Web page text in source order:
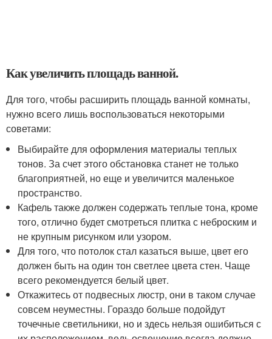
Как увеличить площадь ванной.
Для того, чтобы расширить площадь ванной комнаты,
нужно всего лишь воспользоваться некоторыми
советами:
Выбирайте для оформления материалы теплых
тонов. За счет этого обстановка станет не только
благоприятней, но еще и увеличится маленькое
пространство.
Кафель также должен содержать теплые тона, кроме
того, отлично будет смотреться плитка с неброским и
не крупным рисунком или узором.
Для того, что потолок стал казаться выше, цвет его
должен быть на один тон светлее цвета стен. Чаще
всего рекомендуется белый цвет.
Откажитесь от подвесных люстр, они в таком случае
совсем неуместны. Гораздо больше подойдут
точечные светильники, но и здесь нельзя ошибиться с